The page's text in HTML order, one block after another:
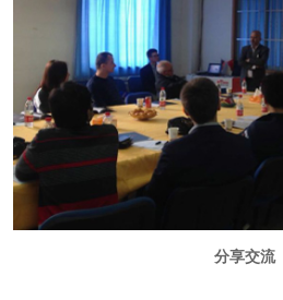
分享交流